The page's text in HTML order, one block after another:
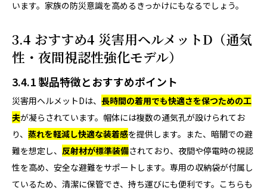
います。家族の防災意識を高めるきっかけにもなるでしょう。
3.4 おすすめ4 災害用ヘルメットD（通気
性・夜間視認性強化モデル）
3.4.1 製品特徴とおすすめポイント
災害用ヘルメットDは、 長時間の着用でも快適さを保つための工
夫が凝らされています。帽体には複数の通気孔が設けられてお
り、 蒸れを軽減し快適な装着感を提供します。また、暗闇での避
難を想定し、 反射材が標準装備されており、夜間や停電時の視認
性を高め、安全な避難をサポートします。専用の収納袋が付属し
ているため、清潔に保管でき、持ち運びにも便利です。こちらも